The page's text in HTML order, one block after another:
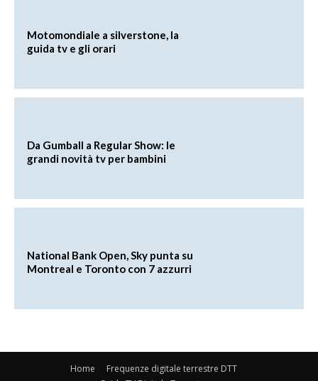
Motomondiale a silverstone, la
guida tv e gli orari
Da Gumball a Regular Show: le
grandi novità tv per bambini
National Bank Open, Sky punta su
Montreal e Toronto con 7 azzurri
Home
Frequenze digitale terrestre DTT